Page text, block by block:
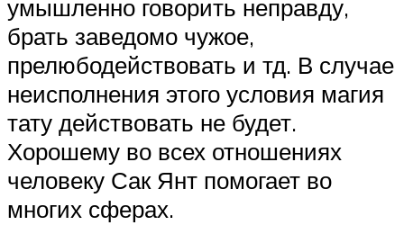
умышленно говорить неправду,
брать заведомо чужое,
прелюбодействовать и тд. В случае
неисполнения этого условия магия
тату действовать не будет.
Хорошему во всех отношениях
человеку Сак Янт помогает во
многих сферах.